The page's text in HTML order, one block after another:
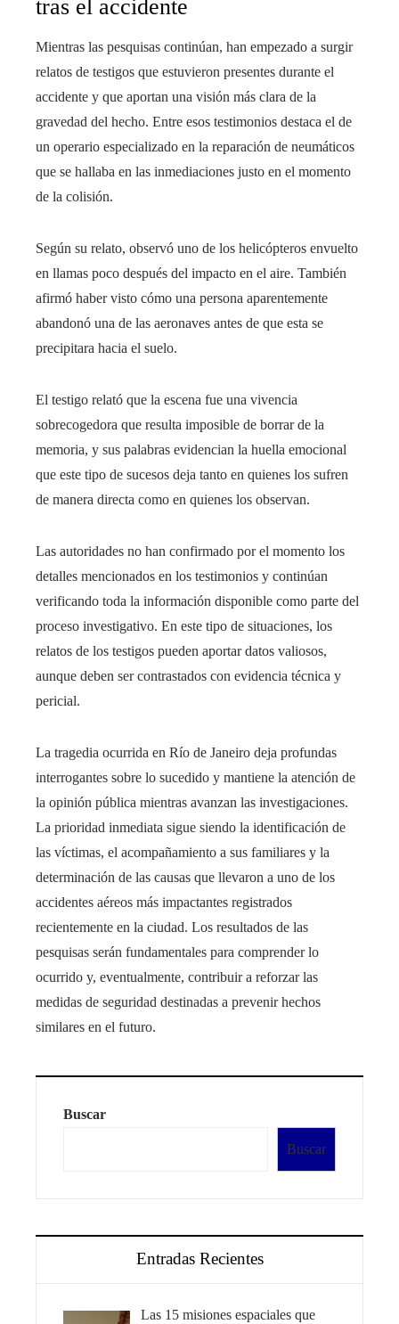
tras el accidente
Mientras las pesquisas continúan, han empezado a surgir
relatos de testigos que estuvieron presentes durante el
accidente y que aportan una visión más clara de la
gravedad del hecho. Entre esos testimonios destaca el de
un operario especializado en la reparación de neumáticos
que se hallaba en las inmediaciones justo en el momento
de la colisión.
Según su relato, observó uno de los helicópteros envuelto
en llamas poco después del impacto en el aire. También
afirmó haber visto cómo una persona aparentemente
abandonó una de las aeronaves antes de que esta se
precipitara hacia el suelo.
El testigo relató que la escena fue una vivencia
sobrecogedora que resulta imposible de borrar de la
memoria, y sus palabras evidencian la huella emocional
que este tipo de sucesos deja tanto en quienes los sufren
de manera directa como en quienes los observan.
Las autoridades no han confirmado por el momento los
detalles mencionados en los testimonios y continúan
verificando toda la información disponible como parte del
proceso investigativo. En este tipo de situaciones, los
relatos de los testigos pueden aportar datos valiosos,
aunque deben ser contrastados con evidencia técnica y
pericial.
La tragedia ocurrida en Río de Janeiro deja profundas
interrogantes sobre lo sucedido y mantiene la atención de
la opinión pública mientras avanzan las investigaciones.
La prioridad inmediata sigue siendo la identificación de
las víctimas, el acompañamiento a sus familiares y la
determinación de las causas que llevaron a uno de los
accidentes aéreos más impactantes registrados
recientemente en la ciudad. Los resultados de las
pesquisas serán fundamentales para comprender lo
ocurrido y, eventualmente, contribuir a reforzar las
medidas de seguridad destinadas a prevenir hechos
similares en el futuro.
Buscar
Buscar
Entradas Recientes
Las 15 misiones espaciales que